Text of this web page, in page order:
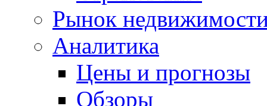
Рынок
Аналитика
Цены и прогнозы
Обзоры